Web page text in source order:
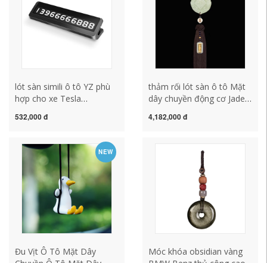
lót sàn simili ô tô YZ phù
hợp cho xe Tesla
xe tạm thời phụ kiện sửa
động gối tựa lưng ghế văn
phòng ghế nệm ngồi bệt
532,000 đ
thảm rối lót sàn ô tô Mặt
dây chuyền động cơ Jade
Một 貔貅 Cắt đồ trang trí
4,182,000 đ
NEW
Đu Vịt Ô Tô Mặt Dây
Móc khóa obsidian vàng